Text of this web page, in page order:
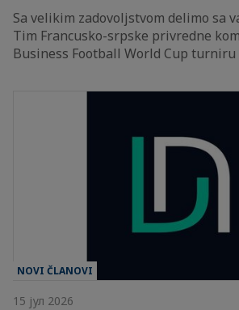
Sa velikim zadovoljstvom delimo sa
Tim Francusko-srpske privredne
Business Football World Cup
NOVI ČLANOVI
15 јул 2026